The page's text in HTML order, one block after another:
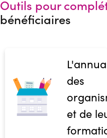
Outils pour
bénéficiaires
des
et de